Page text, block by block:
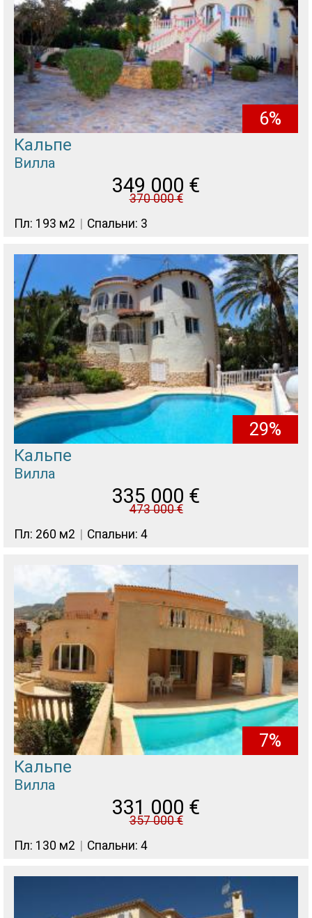
6%
Кальпе
Вилла
349 000 €
370 000€
Пл: 193 м2
Спальни: 3
29%
Кальпе
Вилла
335 000 €
473 000€
Пл: 260 м2
Спальни: 4
7%
Кальпе
Вилла
331 000 €
357 000€
Пл: 130 м2
Спальни: 4